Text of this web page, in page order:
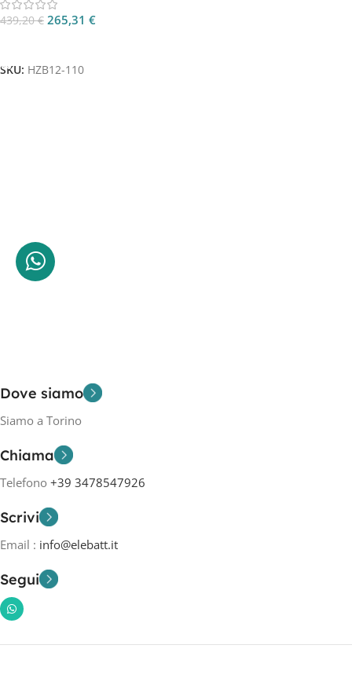
439,20€ 265,31 €
SKU: HZB12-110
Dove siamo
Siamo a Torino
Chiama
Telefono +39 3478547926
Scrivi
Email : info@elebatt.it
Segui